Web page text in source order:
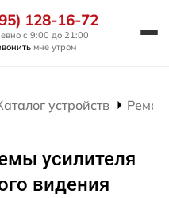
128-16-72
с 9:00 до 21:00
мне утром
устройств
усилителя
видения